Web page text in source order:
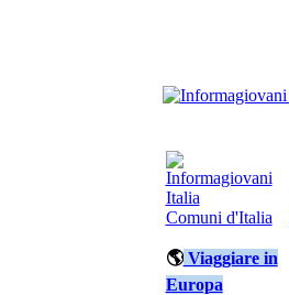
Comuni d'Italia
🌎Viaggiare in
Europa